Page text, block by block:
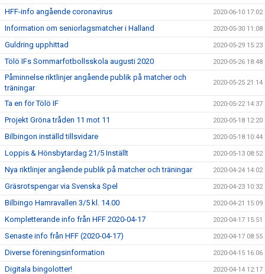
HFF-info angående coronavirus 2020-06-10 17:02
Information om seniorlagsmatcher i Halland 2020-05-30 11:08
Guldring upphittad 2020-05-29 15:23
Tölö IFs Sommarfotbollsskola augusti 2020 2020-05-26 18:48
Påminnelse riktlinjer angående publik på matcher och
träningar
2020-05-25 21:14
Ta en för Tölö IF 2020-05-22 14:37
Projekt Gröna tråden 11 mot 11 2020-05-18 12:20
Bilbingon inställd tillsvidare 2020-05-18 10:44
Loppis & Hönsbytardag 21/5 Inställt 2020-05-13 08:52
Nya riktlinjer angående publik på matcher och träningar 2020-04-24 14:02
Gräsrotspengar via Svenska Spel 2020-04-23 10:32
Bilbingo Hamravallen 3/5 kl. 14.00 2020-04-21 15:09
Kompletterande info från HFF 2020-04-17 2020-04-17 15:51
Senaste info från HFF (2020-04-17) 2020-04-17 08:55
Diverse föreningsinformation 2020-04-15 16:06
Digitala bingolotter! 2020-04-14 12:17